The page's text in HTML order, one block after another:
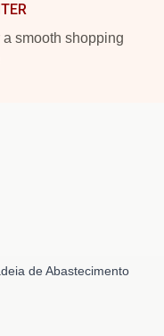
smooth shopping
de Abastecimento